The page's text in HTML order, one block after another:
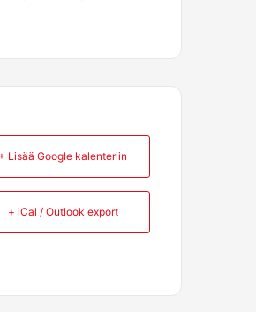
+ Lisää Google kalenteriin
+ iCal / Outlook export